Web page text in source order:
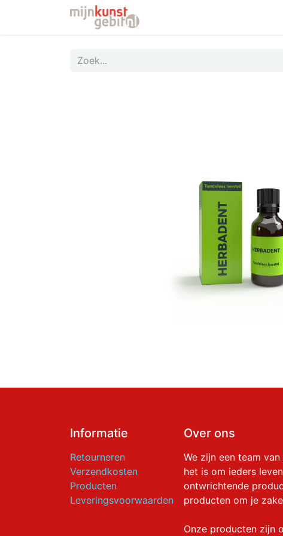
Informatie
Retourneren
Verzendkosten
Producten
Leveringsvoorwaarden
Over ons
We zijn een team
het is om ieders
ontwrichtende
producten om je
Onze producten zijn